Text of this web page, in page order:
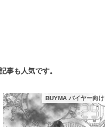
事も人気です。
BUYMA バイヤー向け